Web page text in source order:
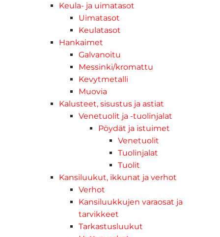
Keula- ja uimatasot
Uimatasot
Keulatasot
Hankaimet
Galvanoitu
Messinki/kromattu
Kevytmetalli
Muovia
Kalusteet, sisustus ja astiat
Venetuolit ja -tuolinjalat
Pöydät ja istuimet
Venetuolit
Tuolinjalat
Tuolit
Kansiluukut, ikkunat ja verhot
Verhot
Kansiluukkujen varaosat ja
tarvikkeet
Tarkastusluukut